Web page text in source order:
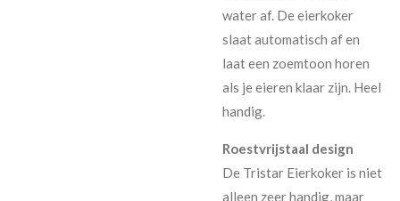
water af. De eierkoker
slaat automatisch af en
laat een zoemtoon horen
als je eieren klaar zijn. Heel
handig.
Roestvrijstaal design
De Tristar Eierkoker is niet
alleen zeer handig, maar